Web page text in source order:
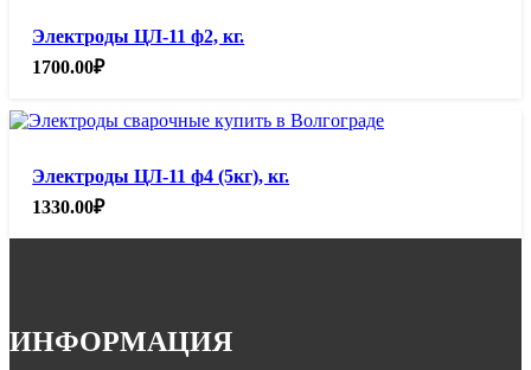
Электроды ЦЛ-11 ф2, кг.
1700.00₽
Электроды ЦЛ-11 ф4 (5кг), кг.
1330.00₽
ИНФОРМАЦИЯ